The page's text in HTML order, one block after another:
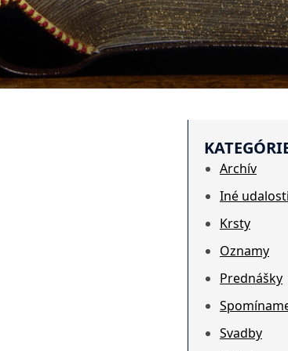
Archív
Iné udalosti
Krsty
Oznamy
Prednášky
Svadby